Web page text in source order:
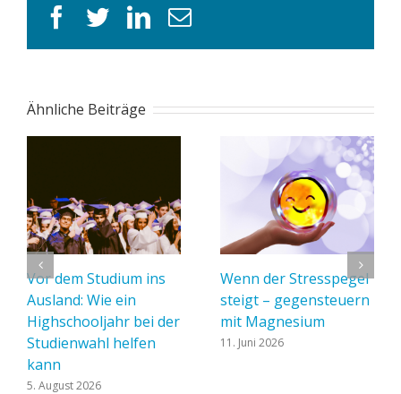
facebook
twitterlinkedin
E-
Ähnliche Beiträge
Vor dem Studium ins
Ausland: Wie ein
Highschooljahr bei der
Studienwahl helfen
kann
5. August 2026
Wenn der Stresspegel
steigt – gegensteuern
mit Magnesium
11. Juni 2026